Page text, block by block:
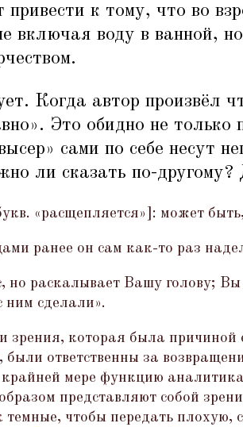
к тому, что во
включая воду в ванной,
Когда автор произвёл
Это обидно не только
сами по себе несут
ли сказать по-другому?
«расщепляется»]: может
ранее он сам как-то раз
раскалывает Вашу голову; Вы
ним сделали».
которая была причиной
ответственны за
мере функцию
представляют собой
чтобы передать плохую,